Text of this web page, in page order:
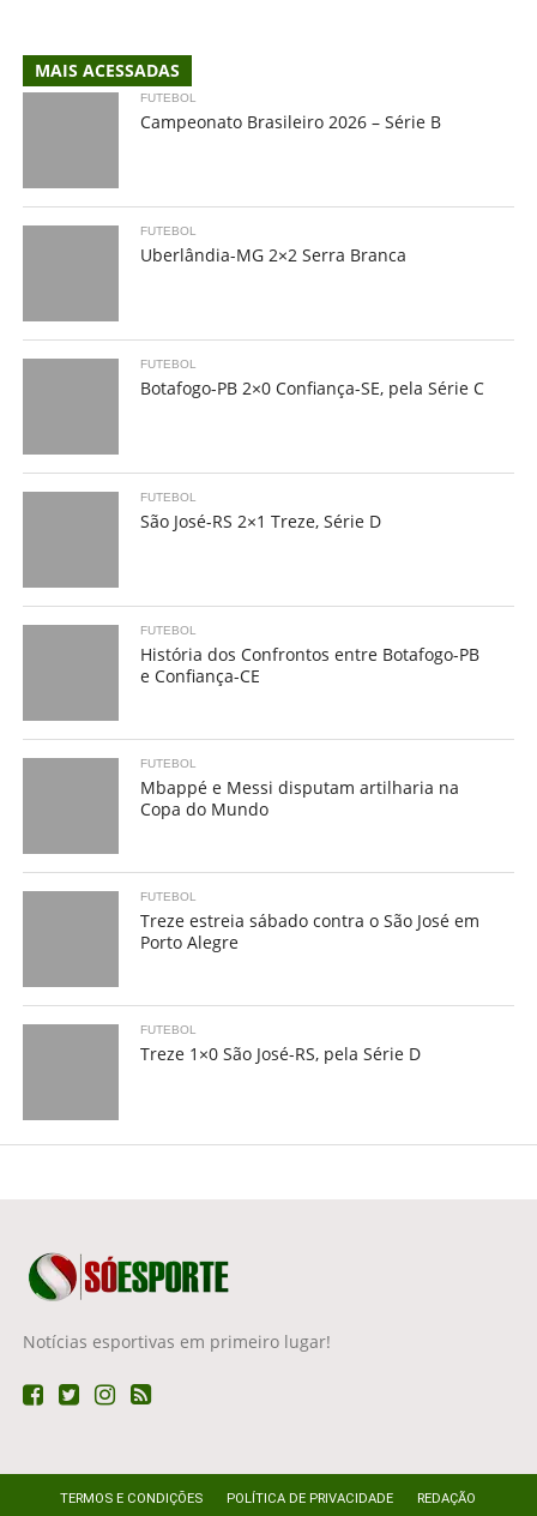
MAIS ACESSADAS
FUTEBOL
Campeonato Brasileiro 2026 – Série B
FUTEBOL
Uberlândia-MG 2×2 Serra Branca
FUTEBOL
Botafogo-PB 2×0 Confiança-SE, pela Série C
FUTEBOL
São José-RS 2×1 Treze, Série D
FUTEBOL
História dos Confrontos entre Botafogo-PB
e Confiança-CE
FUTEBOL
Mbappé e Messi disputam artilharia na
Copa do Mundo
FUTEBOL
Treze estreia sábado contra o São José em
Porto Alegre
FUTEBOL
Treze 1×0 São José-RS, pela Série D
Notícias esportivas em primeiro lugar!
TERMOS E CONDIÇÕES POLÍTICA DE PRIVACIDADE REDAÇÃO